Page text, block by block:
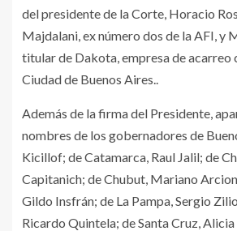
del presidente de la Corte, Horacio
Majdalani, ex número dos de la AFI, y
titular de Dakota, empresa de acarreo
Ciudad de Buenos Aires..
Además de la firma del Presidente,
nombres de los gobernadores de
Kicillof; de Catamarca, Raul Jalil; de
Capitanich; de Chubut, Mariano
Gildo Insfrán; de La Pampa, Sergio
Ricardo Quintela; de Santa Cruz,